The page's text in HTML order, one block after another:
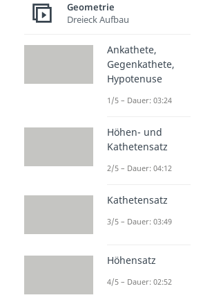
Geometrie
Dreieck Aufbau
Ankathete,
Gegenkathete,
Hypotenuse
1/5 – Dauer: 03:24
Höhen- und
Kathetensatz
2/5 – Dauer: 04:12
Kathetensatz
3/5 – Dauer: 03:49
Höhensatz
4/5 – Dauer: 02:52